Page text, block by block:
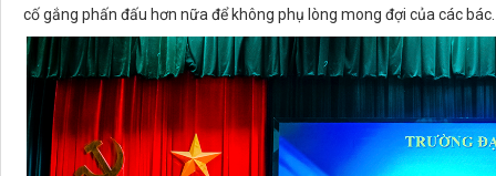
cố gắng phấn đấu hơn nữa để không phụ lòng mong đợi của các bác.